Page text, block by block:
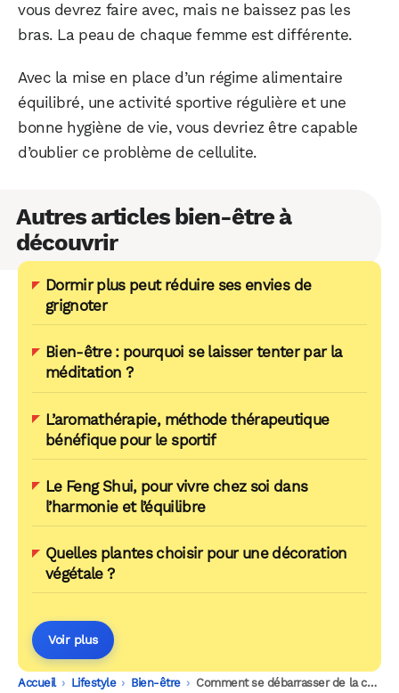
vous devrez faire avec, mais ne baissez pas les
bras. La peau de chaque femme est différente.
Avec la mise en place d’un régime alimentaire
équilibré, une activité sportive régulière et une
bonne hygiène de vie, vous devriez être capable
d’oublier ce problème de cellulite.
Autres articles bien-être à
découvrir
Dormir plus peut réduire ses envies de
grignoter
Bien-être : pourquoi se laisser tenter par la
méditation ?
L’aromathérapie, méthode thérapeutique
bénéfique pour le sportif
Le Feng Shui, pour vivre chez soi dans
l’harmonie et l’équilibre
Quelles plantes choisir pour une décoration
végétale ?
Voir plus
Accueil -
Lifestyle -
Bien-être -
Comment se débarrasser de la cellulite ?